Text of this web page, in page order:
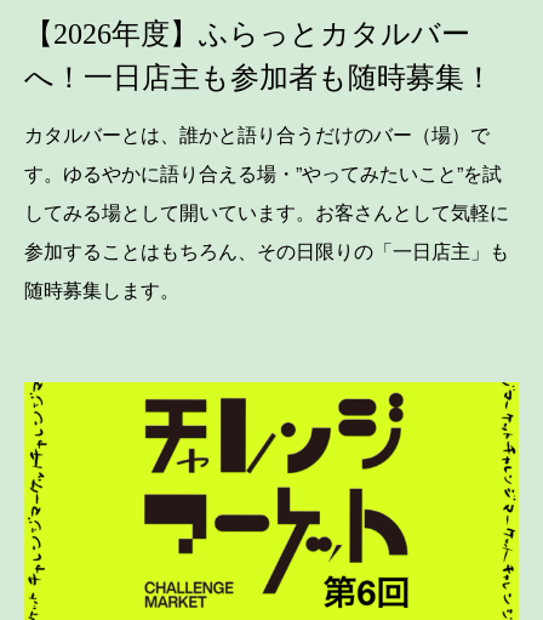
【2026年度】ふらっとカタルバー
へ！一日店主も参加者も随時募集！
カタルバーとは、誰かと語り合うだけのバー（場）で
す。ゆるやかに語り合える場・”やってみたいこと”を試
してみる場として開いています。お客さんとして気軽に
参加することはもちろん、その日限りの「一日店主」も
随時募集します。